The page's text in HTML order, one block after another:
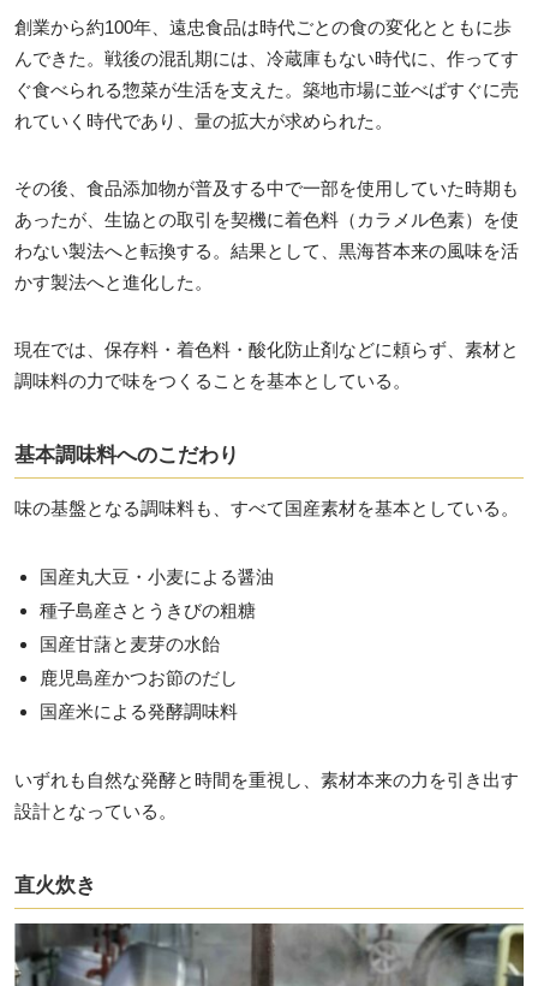
創業から約100年、遠忠食品は時代ごとの食の変化とともに歩
んできた。戦後の混乱期には、冷蔵庫もない時代に、作ってす
ぐ食べられる惣菜が生活を支えた。築地市場に並べばすぐに売
れていく時代であり、量の拡大が求められた。
その後、食品添加物が普及する中で一部を使用していた時期も
あったが、生協との取引を契機に着色料（カラメル色素）を使
わない製法へと転換する。結果として、黒海苔本来の風味を活
かす製法へと進化した。
現在では、保存料・着色料・酸化防止剤などに頼らず、素材と
調味料の力で味をつくることを基本としている。
基本調味料へのこだわり
味の基盤となる調味料も、すべて国産素材を基本としている。
国産丸大豆・小麦による醤油
種子島産さとうきびの粗糖
国産甘藷と麦芽の水飴
鹿児島産かつお節のだし
国産米による発酵調味料
いずれも自然な発酵と時間を重視し、素材本来の力を引き出す
設計となっている。
直火炊き